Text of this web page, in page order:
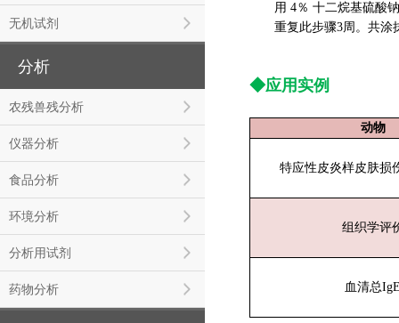
无机试剂
分析
农残兽残分析
仪器分析
食品分析
环境分析
分析用试剂
药物分析
用 4％ 十二烷基硫酸钠
重复此步骤3周。共涂
◆应用实例
动物
特应性皮炎样皮肤损
组织学评
血清总